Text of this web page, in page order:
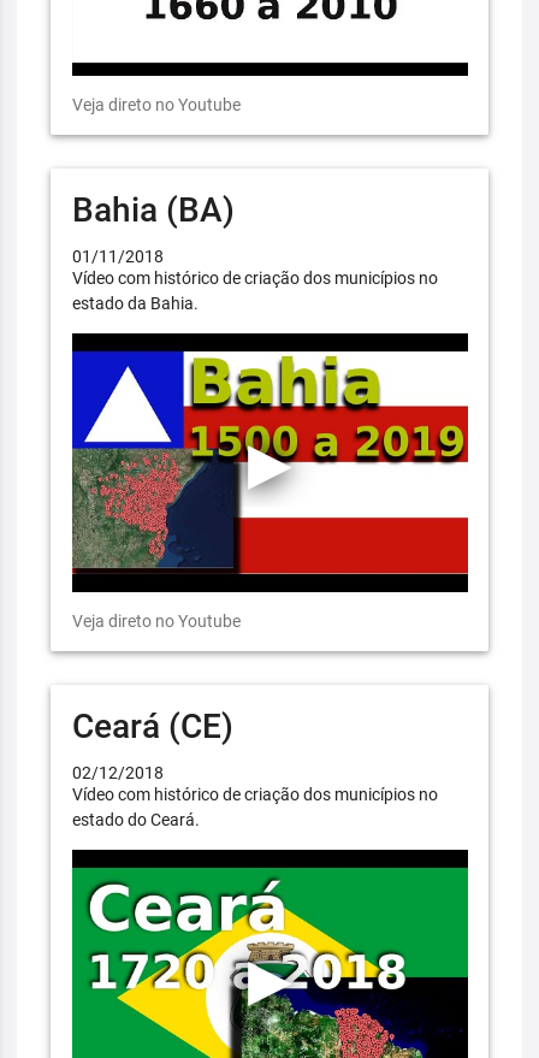
Veja direto no Youtube
Bahia (BA)
01/11/2018
Vídeo com histórico de criação dos municípios no
estado da Bahia.
Veja direto no Youtube
Ceará (CE)
02/12/2018
Vídeo com histórico de criação dos municípios no
estado do Ceará.